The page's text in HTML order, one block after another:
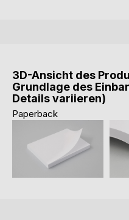
3D-Ansicht des
Grundlage des
Details variieren)
Paperback